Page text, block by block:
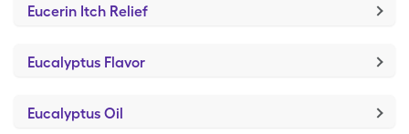
Eucerin Itch Relief
Eucalyptus Flavor
Eucalyptus Oil